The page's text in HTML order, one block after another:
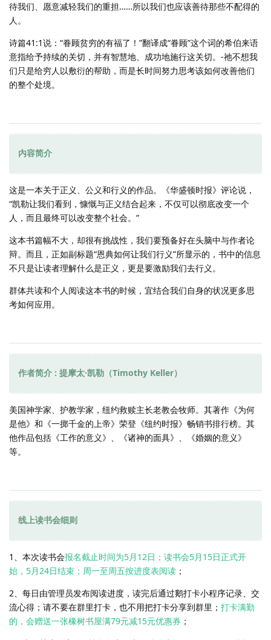
待我们、愿意减轻我们的重担……所以我们也应该善待那些不配得的
人。
诗篇41:1说：“眷顾贫穷的有福了！”翻译成“眷顾”这个词的希伯来语
意指给予持续的关切，并有智慧地、成功地施行这关切。-祂不想我
们只是给穷人以敷衍的帮助，而是长时间努力思考该如何改善他们
的整个处境。
内容简介
这是一本关于正义、公义和行义的作品。《华盛顿时报》评论说，
“凯勒让我们看到，慷慨与正义结合起来，不仅可以彻底改变一个
人，而且最终可以改变整个社会。”
这本书篇幅不大，却很有挑战性，我们要预备好在头脑中与作者论
辩。而且，正如副标题“恩典如何让我们行义”所显示的，书中的信息
不只是让读者理解什么是正义，更是要激励我们去行义。
群体共读和个人阅读这本书的时候，宜结合我们自身的状况更多思
考如何应用。
作者简介 : 提摩太·凯勒（Timothy Keller）
美国神学家、护教学家，纽约救赎主长老教会牧师。其著作《为何
是他》和《一掷千金的上帝》荣登《纽约时报》畅销书排行榜。其
他作品包括《工作的意义》、《诸神的面具》、《婚姻的意义》
等。
线上读书会细则
1、本次读书会报名截止时间为5月12日；读书会5月15日正式开
始，5月24日结束；周一至周五按进度表阅读 ；
2、每日由管理员发布阅读进度，读完后通过鹅打卡小程序记录、交
流心得；请不要在群里打卡，也不用把打卡分享到群里； 打卡满勤
的，会赠送一张橡树书屋满79元减15元优惠券 ；